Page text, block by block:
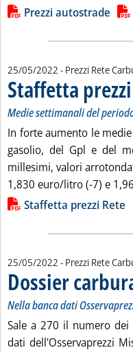
Lista allegati PDF
Prezzi autostrade
25/05/2022 - Prezzi Rete
Staffetta
Medie settimanali del
In forte aumento le
gasolio, del Gpl e del
millesimi, valori
1,830 euro/litro (-7) e
Lista allegati PDF
Staffetta prezzi Rete
25/05/2022 - Prezzi Rete
Dossier
Nella banca dati
Sale a 270 il numero
dati dell'Osservaprezzi